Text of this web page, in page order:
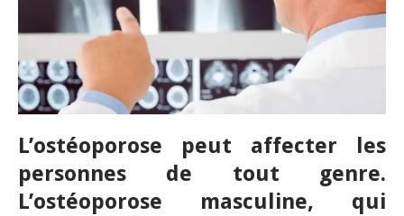
L’ostéoporose peut affecter les
personnes de tout genre.
L’ostéoporose masculine, qui